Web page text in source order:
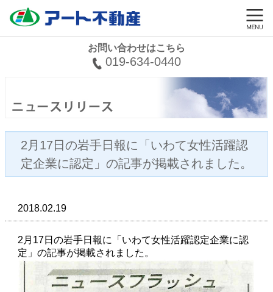
お問い合わせはこちら
019-634-0440
2月17日の岩手日報に「いわて女性活躍認
定企業に認定」の記事が掲載されました。
2018.02.19
2月17日の岩手日報に「いわて女性活躍認定企業に認
定」の記事が掲載されました。